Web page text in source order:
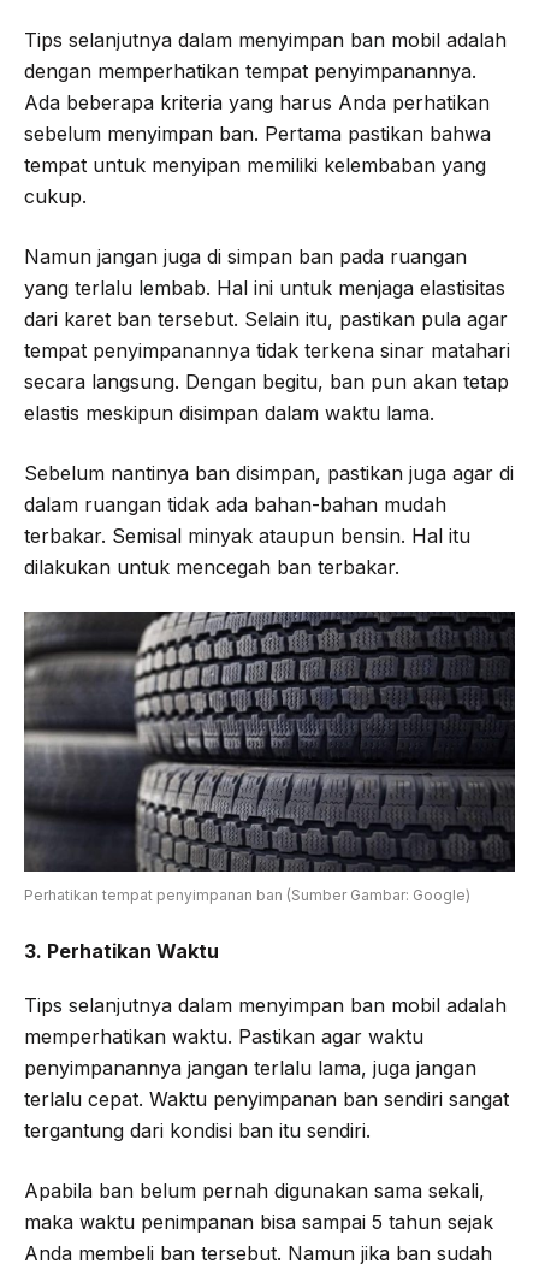
Tips selanjutnya dalam menyimpan ban mobil adalah
dengan memperhatikan tempat penyimpanannya.
Ada beberapa kriteria yang harus Anda perhatikan
sebelum menyimpan ban. Pertama pastikan bahwa
tempat untuk menyipan memiliki kelembaban yang
cukup.
Namun jangan juga di simpan ban pada ruangan
yang terlalu lembab. Hal ini untuk menjaga elastisitas
dari karet ban tersebut. Selain itu, pastikan pula agar
tempat penyimpanannya tidak terkena sinar matahari
secara langsung. Dengan begitu, ban pun akan tetap
elastis meskipun disimpan dalam waktu lama.
Sebelum nantinya ban disimpan, pastikan juga agar di
dalam ruangan tidak ada bahan-bahan mudah
terbakar. Semisal minyak ataupun bensin. Hal itu
dilakukan untuk mencegah ban terbakar.
Perhatikan tempat penyimpanan ban (Sumber Gambar: Google)
3. Perhatikan Waktu
Tips selanjutnya dalam menyimpan ban mobil adalah
memperhatikan waktu. Pastikan agar waktu
penyimpanannya jangan terlalu lama, juga jangan
terlalu cepat. Waktu penyimpanan ban sendiri sangat
tergantung dari kondisi ban itu sendiri.
Apabila ban belum pernah digunakan sama sekali,
maka waktu penimpanan bisa sampai 5 tahun sejak
Anda membeli ban tersebut. Namun jika ban sudah